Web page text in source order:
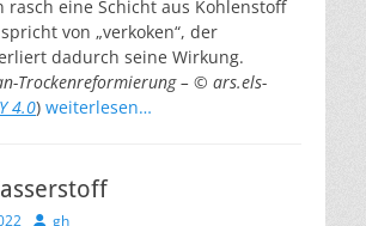
rasch eine Schicht aus Kohlenstoff
von „verkoken“, der
dadurch seine Wirkung.
Trockenreformierung – © ars.els-
4.0) weiterlesen…
Autor
gh